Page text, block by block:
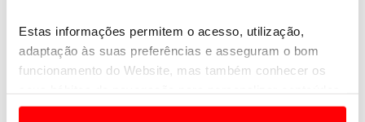
Estas informações permitem o acesso, utilização,
adaptação às suas preferências e asseguram o bom
funcionamento do Website, mas também conhecer os
e anúncios de modo a promover produtos e/ou serviços.
Newsletter Revista
Receba as novidades do mundo automóvel e
do universo ACP.